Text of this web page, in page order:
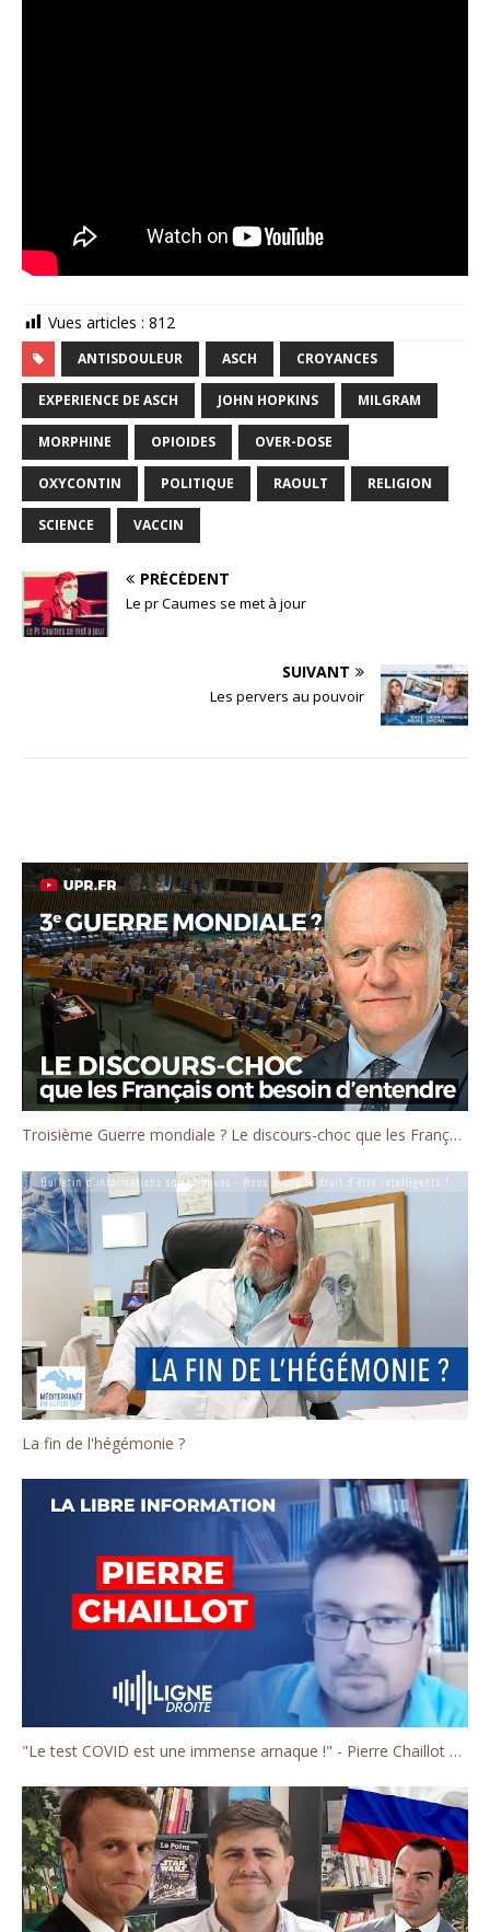
Vues articles : 812
ANTISDOULEUR ASCH CROYANCES
EXPERIENCE DE ASCH JOHN HOPKINS MILGRAM
MORPHINE OPIOIDES OVER-DOSE
OXYCONTIN POLITIQUE RAOULT RELIGION
SCIENCE VACCIN
PRÉCÉDENT
Le pr Caumes se met à jour
SUIVANT
Les pervers au pouvoir
Troisième Guerre mondiale ? Le discours-choc que les Français ont besoin d'entendre
La fin de l'hégémonie ?
"Le test COVID est une immense arnaque !" - Pierre Chaillot de la chaîne Décoder l'éco